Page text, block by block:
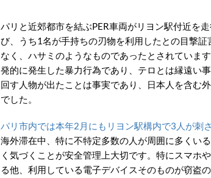
パリと近郊都市を結ぶPER車両がリヨン駅付近を
び、うち1名が手持ちの刃物を利用したとの目撃
なく、ハサミのようなものであったとされていま
発的に発生した暴力行為であり、テロとは縁遠い
回す人物が出たことは事実であり、日本人を含む
でした。
パリ市内では本年2月にもリヨン駅構内で3人が刺
海外滞在中、特に不特定多数の人が周囲に多くい
く気づくことが安全管理上大切です。特にスマホ
る他、利用している電子デバイスそのものが窃盗